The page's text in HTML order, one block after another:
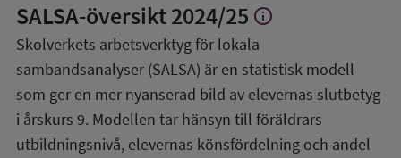
SALSA-översikt2024/25 Visa
om
SALSA-
översikt
info
Skolverkets arbetsverktyg för lokala
sambandsanalyser (SALSA) är en statistisk modell
som ger en mer nyanserad bild av elevernas slutbetyg
i årskurs 9. Modellen tar hänsyn till föräldrars
utbildningsnivå, elevernas könsfördelning och andel